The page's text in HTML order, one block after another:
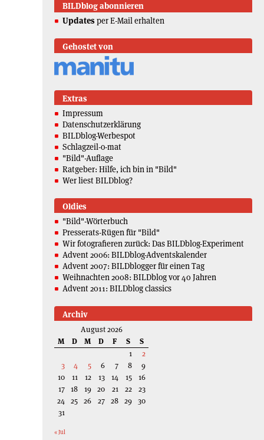
BILDblog abonnieren
Updates per E-Mail erhalten
Gehostet von
Extras
Impressum
Datenschutzerklärung
BILDblog-Werbespot
Schlagzeil-o-mat
"Bild"-Auflage
Ratgeber: Hilfe, ich bin in "Bild"
Wer liest BILDblog?
Oldies
"Bild"-Wörterbuch
Presserats-Rügen für "Bild"
Wir fotografieren zurück: Das BILDblog-Experiment
Advent 2006: BILDblog-Adventskalender
Advent 2007: BILDblogger für einen Tag
Weihnachten 2008: BILDblog vor 40 Jahren
Advent 2011: BILDblog classics
Archiv
August 2026
M
D M D F S
S
1
2
3
4 5 6 7 8
9
10
11 12 13 14 15
16
17 18 19 20 21 22
23
24 25 26 27 28 29 30
31
« Jul